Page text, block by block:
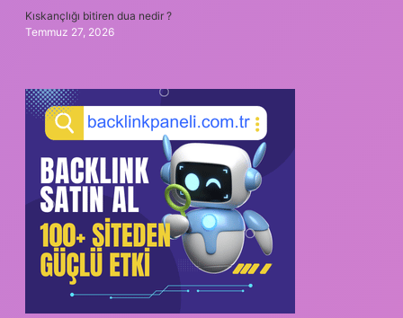
Kıskançlığı bitiren dua nedir ?
Temmuz 27, 2026